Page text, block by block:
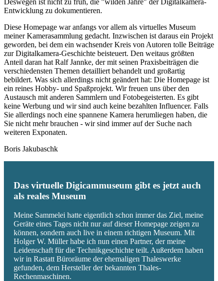
Deswegen ist nicht zu früh, die "wilden Jahre" der Digitalkamera-
Entwicklung zu dokumentieren.
Diese Homepage war anfangs vor allem als virtuelles Museum
meiner Kamerasammlung gedacht. Inzwischen ist daraus ein Projekt
geworden, bei dem ein wachsender Kreis von Autoren tolle Beiträge
zur Digitalkamera-Geschichte beisteuert. Den weitaus größten
Anteil daran hat Ralf Jannke, der mit seinen Praxisbeiträgen die
verschiedensten Themen detailliert behandelt und großartig
bebildert. Was sich allerdings nicht geändert hat: Die Homepage ist
ein reines Hobby- und Spaßprojekt. Wir freuen uns über den
Austausch mit anderen Sammlern und Fotobegeisterten. Es gibt
keine Werbung und wir sind auch keine bezahlten Influencer. Falls
Sie allerdings noch eine spannene Kamera herumliegen haben, die
Sie nicht mehr brauchen - wir sind immer auf der Suche nach
weiteren Exponaten.
Boris Jakubaschk
Das virtuelle Digicammuseum gibt es jetzt auch
als reales Museum
Meine Sammelei hatte eigentlich schon immer das Ziel, meine
Geräte eines Tages nicht nur auf dieser Homepage zeigen zu
können, sondern auch live in einem richtigen Museum. Mit
Holger W. Müller habe ich nun einen Partner, der meine
Leidenschaft für die Technikgeschichte teilt. Außerdem haben
wir in Rastatt Büroräume der ehemaligen Thaleswerke
gefunden, dem Hersteller der bekannten Thales-
Rechenmaschinen.